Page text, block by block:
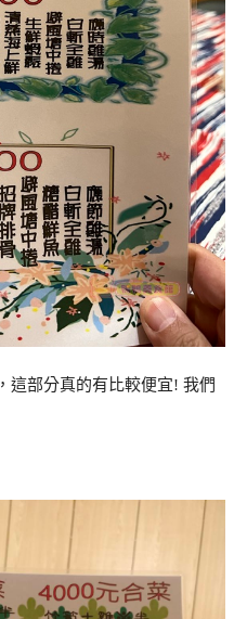
，這部分真的有比較便宜! 我們